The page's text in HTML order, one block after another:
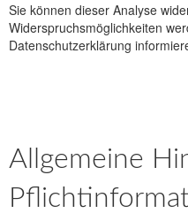
Sie können dieser Analyse
Widerspruchsmöglichkeiten
Datenschutzerklärung
Allgemeine